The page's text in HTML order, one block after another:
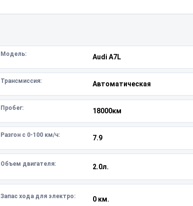
Модель: Audi A7L
Трансмиссия: Автоматическая
Пробег: 18000км
Разгон с 0-100 км/ч: 7.9
Объем двигателя: 2.0л.
Запас хода для электро: 0 км.